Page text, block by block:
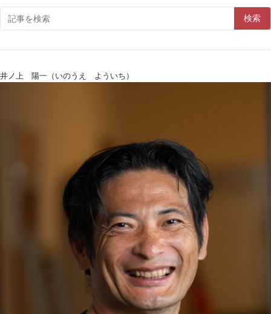
検索
井ノ上 陽一（いのうえ よういち）